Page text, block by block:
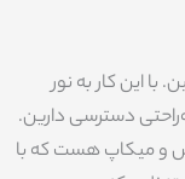
با این کار به نور
دسترسی دارین.
و میکاپ هست که با